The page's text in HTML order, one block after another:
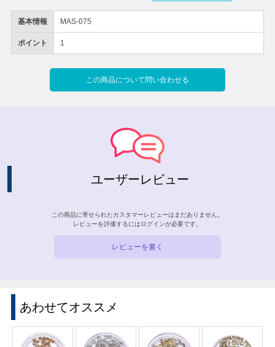
基本情報 MAS-075
ポイント 1
この商品について問い合わせる
ユーザーレビュー
この商品に寄せられたカスタマーレビューはまだありません。
レビューを評価するには ログインが必要です。
レビューを書く
あわせてオススメ